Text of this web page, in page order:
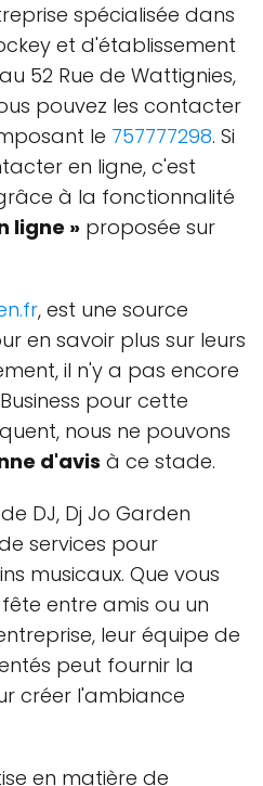
spécialisée dans
et d'établissement
52 Rue de Wattignies,
pouvez les contacter
le 757777298. Si
en ligne, c'est
à la fonctionnalité
ligne » proposée sur
, est une source
en savoir plus sur leurs
il n'y a pas encore
pour cette
nous ne pouvons
d'avis à ce stade.
DJ, Dj Jo Garden
services pour
musicaux. Que vous
entre amis ou un
leur équipe de
peut fournir la
créer l'ambiance
en matière de